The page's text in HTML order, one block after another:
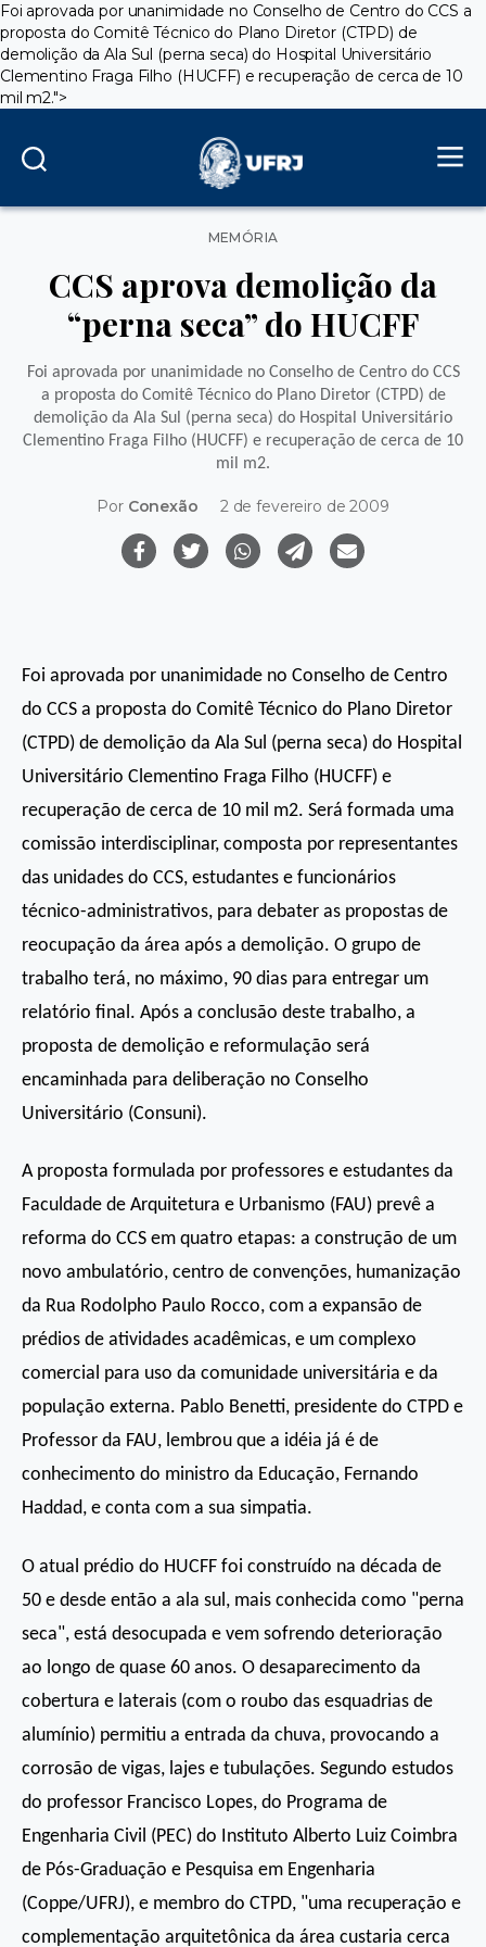
Foi aprovada por unanimidade no Conselho de Centro do CCS a
proposta do Comitê Técnico do Plano Diretor (CTPD) de
demolição da Ala Sul (perna seca) do Hospital Universitário
Clementino Fraga Filho (HUCFF) e recuperação de cerca de 10
mil m2.">
Categorias
MEMÓRIA
CCS aprova demolição da
“perna seca” do HUCFF
Foi aprovada por unanimidade no Conselho de Centro do CCS
a proposta do Comitê Técnico do Plano Diretor (CTPD) de
demolição da Ala Sul (perna seca) do Hospital Universitário
Clementino Fraga Filho (HUCFF) e recuperação de cerca de 10
mil m2.
Por Conexão 2 de fevereiro de 2009
Foi aprovada por unanimidade no Conselho de Centro
do CCS a proposta do Comitê Técnico do Plano Diretor
(CTPD) de demolição da Ala Sul (perna seca) do Hospital
Universitário Clementino Fraga Filho (HUCFF) e
recuperação de cerca de 10 mil m2. Será formada uma
comissão interdisciplinar, composta por representantes
das unidades do CCS, estudantes e funcionários
técnico-administrativos, para debater as propostas de
reocupação da área após a demolição. O grupo de
trabalho terá, no máximo, 90 dias para entregar um
relatório final. Após a conclusão deste trabalho, a
proposta de demolição e reformulação será
encaminhada para deliberação no Conselho
Universitário (Consuni).
A proposta formulada por professores e estudantes da
Faculdade de Arquitetura e Urbanismo (FAU) prevê a
reforma do CCS em quatro etapas: a construção de um
novo ambulatório, centro de convenções, humanização
da Rua Rodolpho Paulo Rocco, com a expansão de
prédios de atividades acadêmicas, e um complexo
comercial para uso da comunidade universitária e da
população externa. Pablo Benetti, presidente do CTPD e
Professor da FAU, lembrou que a idéia já é de
conhecimento do ministro da Educação, Fernando
Haddad, e conta com a sua simpatia.
O atual prédio do HUCFF foi construído na década de
50 e desde então a ala sul, mais conhecida como "perna
seca", está desocupada e vem sofrendo deterioração
ao longo de quase 60 anos. O desaparecimento da
cobertura e laterais (com o roubo das esquadrias de
alumínio) permitiu a entrada da chuva, provocando a
corrosão de vigas, lajes e tubulações. Segundo estudos
do professor Francisco Lopes, do Programa de
Engenharia Civil (PEC) do Instituto Alberto Luiz Coimbra
de Pós-Graduação e Pesquisa em Engenharia
(Coppe/UFRJ), e membro do CTPD, "uma recuperação e
complementação arquitetônica da área custaria cerca